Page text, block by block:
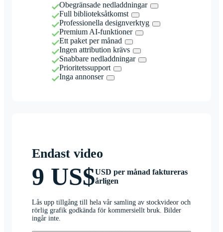
Obegränsade nedladdningar
Full biblioteksåtkomst
Professionella designverktyg
Premium AI-funktioner
Ett paket per månad
Ingen attribution krävs
Snabbare nedladdningar
Prioritetssupport
Inga annonser
Endast video
9 US$USD per månad faktureras
årligen
Lås upp tillgång till hela vår samling av stockvideor och
rörlig grafik godkända för kommersiellt bruk. Bilder
ingår inte.